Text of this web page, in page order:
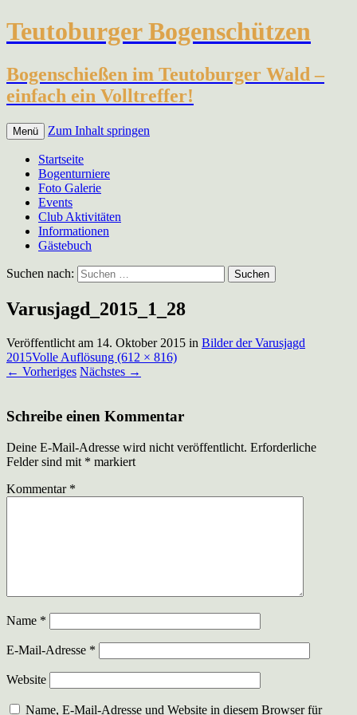
Teutoburger Bogenschützen
Bogenschießen im Teutoburger Wald –
einfach ein Volltreffer!
Menü Zum Inhalt springen
Startseite
Bogenturniere
Foto Galerie
Events
Club Aktivitäten
Informationen
Gästebuch
Suchen nach:
Varusjagd_2015_1_28
Veröffentlicht am 14. Oktober 2015 in Bilder der Varusjagd
2015Volle Auflösung (612 × 816)
← Vorheriges Nächstes →
Schreibe einen Kommentar
Deine E-Mail-Adresse wird nicht veröffentlicht. Erforderliche
Felder sind mit * markiert
Kommentar *
Name *
E-Mail-Adresse *
Website
Name, E-Mail-Adresse und Website in diesem Browser für